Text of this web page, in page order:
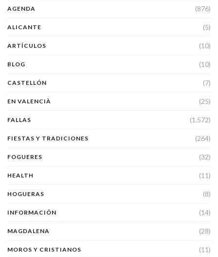
AGENDA (876)
ALICANTE (5)
ARTÍCULOS (10)
BLOG (10)
CASTELLÓN (7)
EN VALENCIÀ (25)
FALLAS (1.572)
FIESTAS Y TRADICIONES (264)
FOGUERES (32)
HEALTH (11)
HOGUERAS (8)
INFORMACIÓN (14)
MAGDALENA (28)
MOROS Y CRISTIANOS (11)